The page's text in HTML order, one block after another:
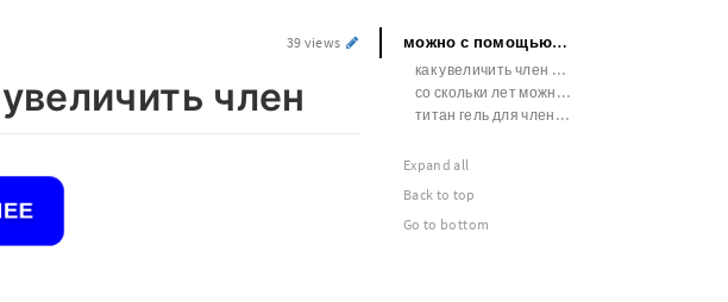
39 views
член
можно с помощью помпы увеличить член
как увеличить член с помощью звездочки
со скольки лет можно увеличивать член
титан гель для члена куплю
Expand all
Back to top
Go to bottom